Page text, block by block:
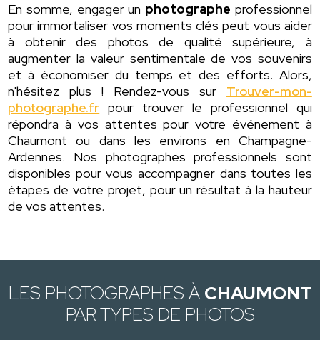
En somme, engager un photographe professionnel
pour immortaliser vos moments clés peut vous aider
à obtenir des photos de qualité supérieure, à
augmenter la valeur sentimentale de vos souvenirs
et à économiser du temps et des efforts. Alors,
n'hésitez plus ! Rendez-vous sur Trouver-mon-
photographe.fr pour trouver le professionnel qui
répondra à vos attentes pour votre événement à
Chaumont ou dans les environs en Champagne-
Ardennes. Nos photographes professionnels sont
disponibles pour vous accompagner dans toutes les
étapes de votre projet, pour un résultat à la hauteur
de vos attentes.
LES PHOTOGRAPHES À CHAUMONT
PAR TYPES DE PHOTOS